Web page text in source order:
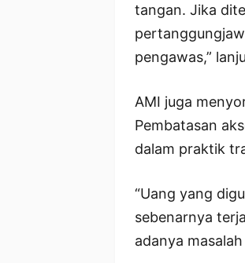
tangan. Jika
pengawas,”
AMI juga
Pembatasan
dalam praktik
“Uang yang
sebenarnya
adanya